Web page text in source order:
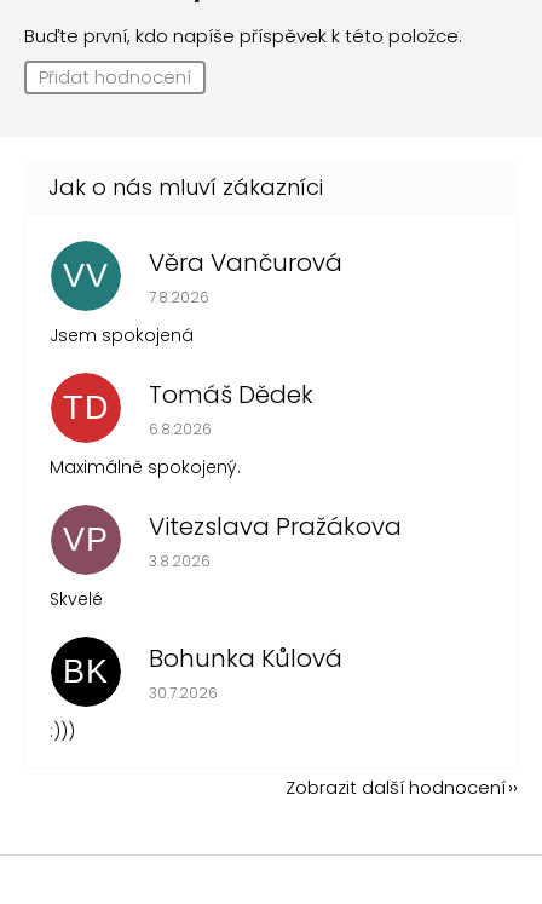
Buďte první, kdo napíše příspěvek k této položce.
Přidat hodnocení
VV Věra Vančurová
Hodnocení obchodu je 5 z 5 hvězdiček.
7.8.2026
Jsem spokojená
TD Tomáš Dědek
Hodnocení obchodu je 5 z 5 hvězdiček.
6.8.2026
Maximálně spokojený.
VP Vitezslava Pražákova
Hodnocení obchodu je 5 z 5 hvězdiček.
3.8.2026
Skvelé
BK Bohunka Kůlová
Hodnocení obchodu je 5 z 5 hvězdiček.
30.7.2026
:)))
Zobrazit další hodnocení